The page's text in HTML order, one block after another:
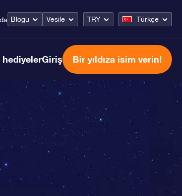
Blogu Vesile TRY Türkçe
Giriş Bir yıldıza isim verin!